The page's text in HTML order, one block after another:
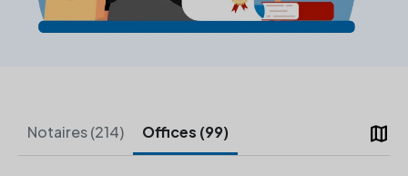
map
Notaires (214) Offices (99)